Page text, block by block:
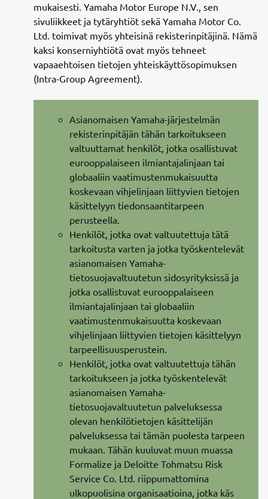
mukaisesti. Yamaha Motor Europe N.V., sen
sivuliikkeet ja tytäryhtiöt sekä Yamaha Motor Co.
Ltd. toimivat myös yhteisinä rekisterinpitäjinä. Nämä
kaksi konserniyhtiötä ovat myös tehneet
vapaaehtoisen tietojen yhteiskäyttösopimuksen
(Intra-Group Agreement).
Asianomaisen Yamaha-järjestelmän
rekisterinpitäjän tähän tarkoitukseen
valtuuttamat henkilöt, jotka osallistuvat
eurooppalaiseen ilmiantajalinjaan tai
globaaliin vaatimustenmukaisuutta
koskevaan vihjelinjaan liittyvien tietojen
käsittelyyn tiedonsaantitarpeen
perusteella.
Henkilöt, jotka ovat valtuutettuja tätä
tarkoitusta varten ja jotka työskentelevät
asianomaisen Yamaha-
tietosuojavaltuutetun sidosyrityksissä ja
jotka osallistuvat eurooppalaiseen
ilmiantajalinjaan tai globaaliin
vaatimustenmukaisuutta koskevaan
vihjelinjaan liittyvien tietojen käsittelyyn
tarpeellisuusperustein.
Henkilöt, jotka ovat valtuutettuja tähän
tarkoitukseen ja jotka työskentelevät
asianomaisen Yamaha-
tietosuojavaltuutetun palveluksessa
olevan henkilötietojen käsittelijän
palveluksessa tai tämän puolesta tarpeen
mukaan. Tähän kuuluvat muun muassa
Formalize ja Deloitte Tohmatsu Risk
Service Co. Ltd. riippumattomina
ulkopuolisina organisaatioina, jotka käs